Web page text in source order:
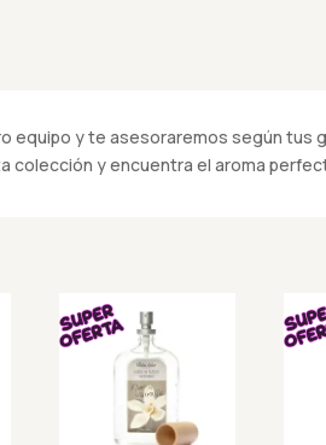
equipo y te asesoraremos según tus
y encuentra el aroma